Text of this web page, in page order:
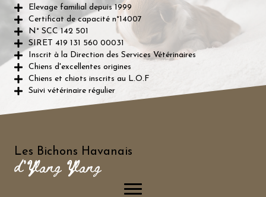
Elevage familial depuis 1999
Certificat de capacité n°14007
N° SCC 142 501
SIRET 419 131 560 00031
Inscrit à la Direction des Services Vétérinaires
Chiens d'excellentes origines
Chiens et chiots inscrits au L.O.F
Suivi vétérinaire régulier
Les Bichons Havanais
d'Ylang Ylang